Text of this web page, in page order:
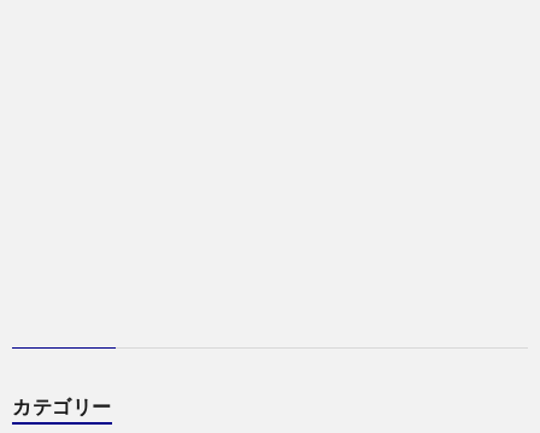
カテゴリー